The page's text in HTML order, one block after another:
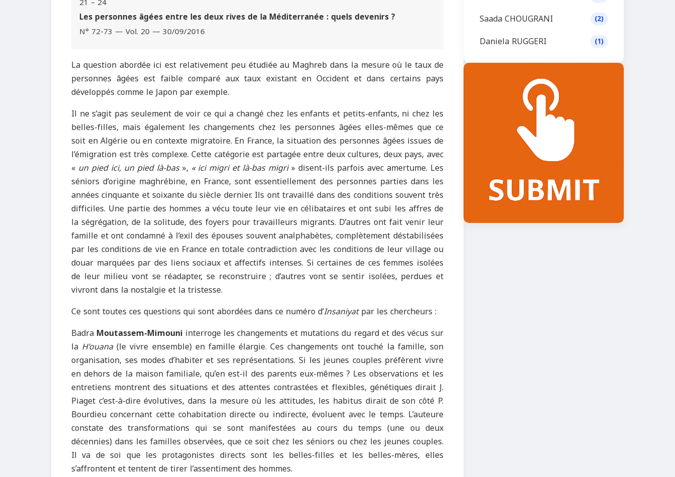
Les personnes âgées entre les deux rives de la Méditerranée : quels devenirs ?
N° 72-73 — Vol. 20 — 30/09/2016
La question abordée ici est relativement peu étudiée au Maghreb dans la mesure où le taux de
personnes âgées est faible comparé aux taux existant en Occident et dans certains pays
développés comme le Japon par exemple.
Il ne s’agit pas seulement de voir ce qui a changé chez les enfants et petits-enfants, ni chez les
belles-filles, mais également les changements chez les personnes âgées elles-mêmes que ce
soit en Algérie ou en contexte migratoire. En France, la situation des personnes âgées issues de
l’émigration est très complexe. Cette catégorie est partagée entre deux cultures, deux pays, avec
« un pied ici, un pied là-bas», « ici migri et là-bas migri» disent-ils parfois avec amertume. Les
séniors d’origine maghrébine, en France, sont essentiellement des personnes parties dans les
années cinquante et soixante du siècle dernier. Ils ont travaillé dans des conditions souvent très
difficiles. Une partie des hommes a vécu toute leur vie en célibataires et ont subi les affres de
la ségrégation, de la solitude, des foyers pour travailleurs migrants. D’autres ont fait venir leur
famille et ont condamné à l’exil des épouses souvent analphabètes, complètement déstabilisées
par les conditions de vie en France en totale contradiction avec les conditions de leur village ou
douar marquées par des liens sociaux et affectifs intenses. Si certaines de ces femmes isolées
de leur milieu vont se réadapter, se reconstruire ; d’autres vont se sentir isolées, perdues et
vivront dans la nostalgie et la tristesse.
Ce sont toutes ces questions qui sont abordées dans ce numéro d’Insaniyatpar les chercheurs :
BadraMoutassem-Mimouni interroge les changements et mutations du regard et des vécus sur
la H’ouana(le vivre ensemble) en famille élargie. Ces changements ont touché la famille, son
organisation, ses modes d’habiter et ses représentations. Si les jeunes couples préfèrent vivre
en dehors de la maison familiale, qu’en est-il des parents eux-mêmes ? Les observations et les
entretiens montrent des situations et des attentes contrastées et flexibles, génétiques dirait J.
Piaget c’est-à-dire évolutives, dans la mesure où les attitudes, les habitus dirait de son côté P.
Bourdieu concernant cette cohabitation directe ou indirecte, évoluent avec le temps. L’auteure
constate des transformations qui se sont manifestées au cours du temps (une ou deux
décennies) dans les familles observées, que ce soit chez les séniors ou chez les jeunes couples.
Il va de soi que les protagonistes directs sont les belles-filles et les belles-mères, elles
s’affrontent et tentent de tirer l’assentiment des hommes.
Saada CHOUGRANI (2)
Daniela RUGGERI (1)